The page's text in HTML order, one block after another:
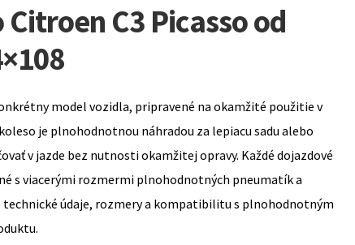
C3 Picasso od
model vozidla, pripravené na okamžité použitie v
je plnohodnotnou náhradou za lepiacu sadu alebo
v jazde bez nutnosti okamžitej opravy. Každé dojazdové
s viacerými rozmermi plnohodnotných pneumatík a
technické údaje, rozmery a kompatibilitu s plnohodnotným